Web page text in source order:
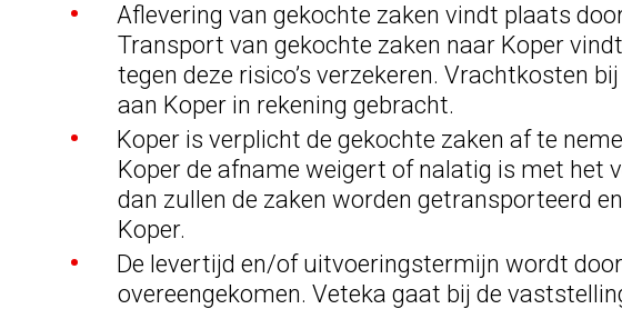
Aflevering van gekochte zaken vindt plaats
Transport van gekochte zaken naar Koper
tegen deze risico’s verzekeren. Vrachtkosten
aan Koper in rekening gebracht.
Koper is verplicht de gekochte zaken af te
Koper de afname weigert of nalatig is met het
dan zullen de zaken worden getransporteerd
Koper.
De levertijd en/of uitvoeringstermijn wordt
overeengekomen. Veteka gaat bij de